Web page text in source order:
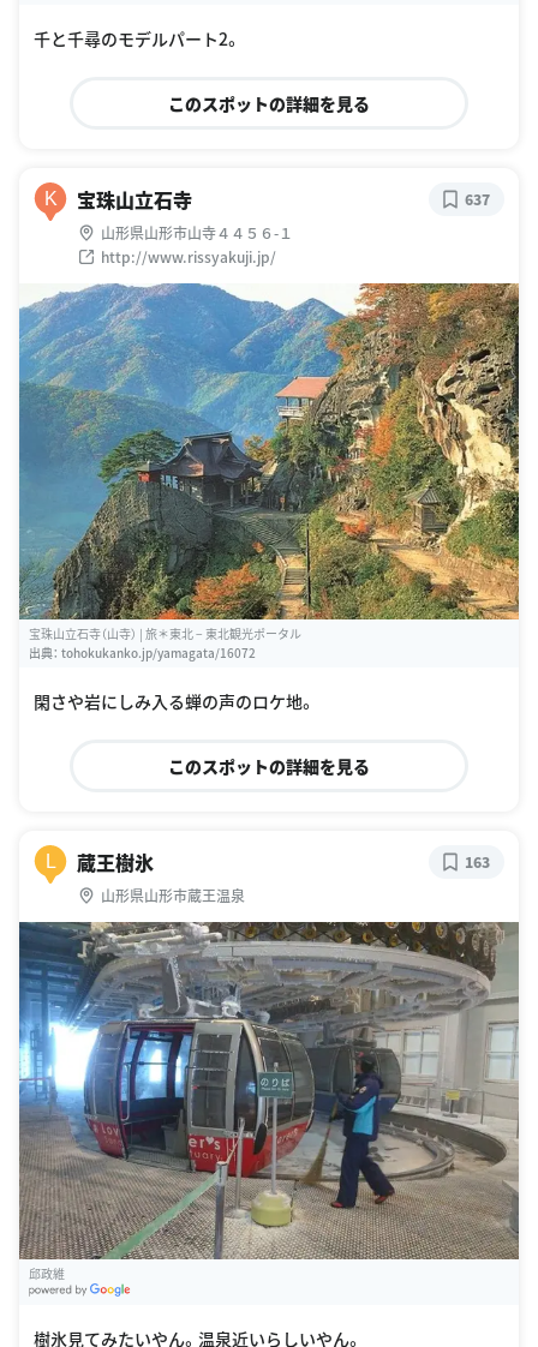
千と千尋のモデルパート2。
このスポットの詳細を見る
K 宝珠山立石寺
山形県山形市山寺４４５６-１
http://www.rissyakuji.jp/
637
宝珠山立石寺（山寺） | 旅＊東北 − 東北観光ポータル
出典： tohokukanko.jp/yamagata/16072
閑さや岩にしみ入る蝉の声のロケ地。
このスポットの詳細を見る
L 蔵王樹氷
山形県山形市蔵王温泉
163
邱政維
樹氷見てみたいやん。温泉近いらしいやん。